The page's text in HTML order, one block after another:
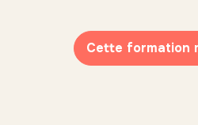
Cette formation